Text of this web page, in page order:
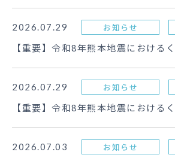
【重要】令和8年熊本地震における
2026.07.29 お知らせ
【重要】令和8年熊本地震における
2026.07.29 お知らせ
2026.07.03 お知らせ